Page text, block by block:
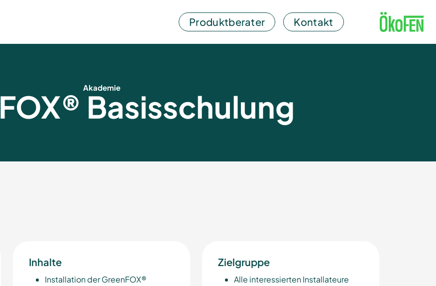
Produktberater Kontakt
Akademie
Basisschulung
Inhalte
Installation der GreenFOX®
Zielgruppe
Alle interessierten Installateure